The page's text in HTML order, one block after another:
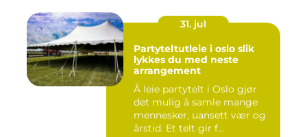
31. jul
Partyteltutleie i oslo slik
lykkes du med neste
arrangement
Å leie partytelt i Oslo gjør
det mulig å samle mange
mennesker, uansett vær og
årstid. Et telt gir f...